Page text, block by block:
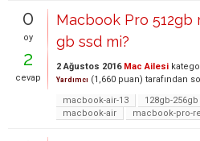
0
oy
2
cevap
Macbook Pro 512gb
gb ssd mi?
2 Ağustos 2016 Mac Ailesi
Yardımcı (1,660 puan) tarafından
macbook-air-13
128gb-256gb
macbook-air
macbook-pro-